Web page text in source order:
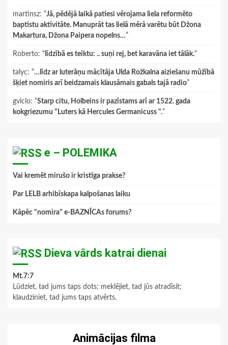
martinsz: “Jā, pēdējā laikā patiesi vērojama liela reformēto
baptistu aktivitāte. Manuprāt tas lielā mērā varētu būt Džona
Makartura, Džona Paipera nopelns…”
Roberto: “ līdzībā es teiktu: .. suņi rej, bet karavāna iet tālāk.”
talyc: “…līdz ar luterāņu mācītāja Ulda Rožkalna aiziešanu mūžībā
šķiet nomiris arī beidzamais klausāmais gabals tajā radio”
gviclo: “Starp citu, Holbeins ir pazīstams arī ar 1522. gada
kokgriezumu "Luters kā Hercules Germanicuss ".”
e – POLEMIKA
Vai kremēt mirušo ir kristīga prakse?
Par LELB arhibīskapa kalpošanas laiku
Kāpēc "nomira" e-BAZNĪCAs forums?
Dieva vārds katrai dienai
Mt.7:7
Lūdziet, tad jums taps dots; meklējiet, tad jūs atradīsit;
klaudziniet, tad jums taps atvērts.
Animācijas filma